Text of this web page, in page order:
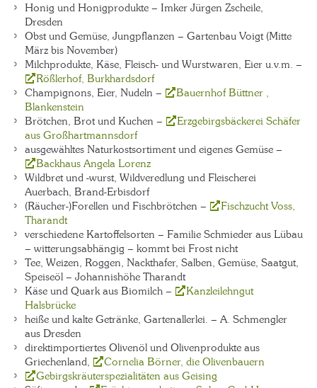
Honig und Honigprodukte – Imker Jürgen Zscheile,
Dresden
Obst und Gemüse, Jungpflanzen – Gartenbau Voigt (Mitte
März bis November)
Milchprodukte, Käse, Fleisch- und Wurstwaren, Eier u.v.m. –
Rößlerhof, Burkhardsdorf
Champignons, Eier, Nudeln –
Bauernhof Büttner ,
Blankenstein
Brötchen, Brot und Kuchen –
Erzgebirgsbäckerei Schäfer
aus Großhartmannsdorf
ausgewähltes Naturkostsortiment und eigenes Gemüse –
Backhaus Angela Lorenz
Wildbret und -wurst, Wildveredlung und Fleischerei
Auerbach, Brand-Erbisdorf
(Räucher-)Forellen und Fischbrötchen –
Fischzucht Voss,
Tharandt
verschiedene Kartoffelsorten – Familie Schmieder aus Lübau
– witterungsabhängig – kommt bei Frost nicht
Tee, Weizen, Roggen, Nackthafer, Salben, Gemüse, Saatgut,
Speiseöl – Johannishöhe Tharandt
Käse und Quark aus Biomilch –
Kanzleilehngut
Halsbrücke
heiße und kalte Getränke, Gartenallerlei. – A. Schmengler
aus Dresden
direktimportiertes Olivenöl und Olivenprodukte aus
Griechenland,
Cornelia Börner, die Olivenbauern
Gebirgskräuterspezialitäten aus Geising